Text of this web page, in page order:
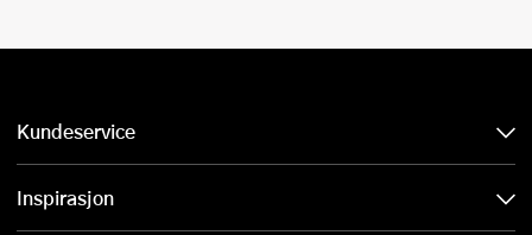
Kundeservice
Inspirasjon